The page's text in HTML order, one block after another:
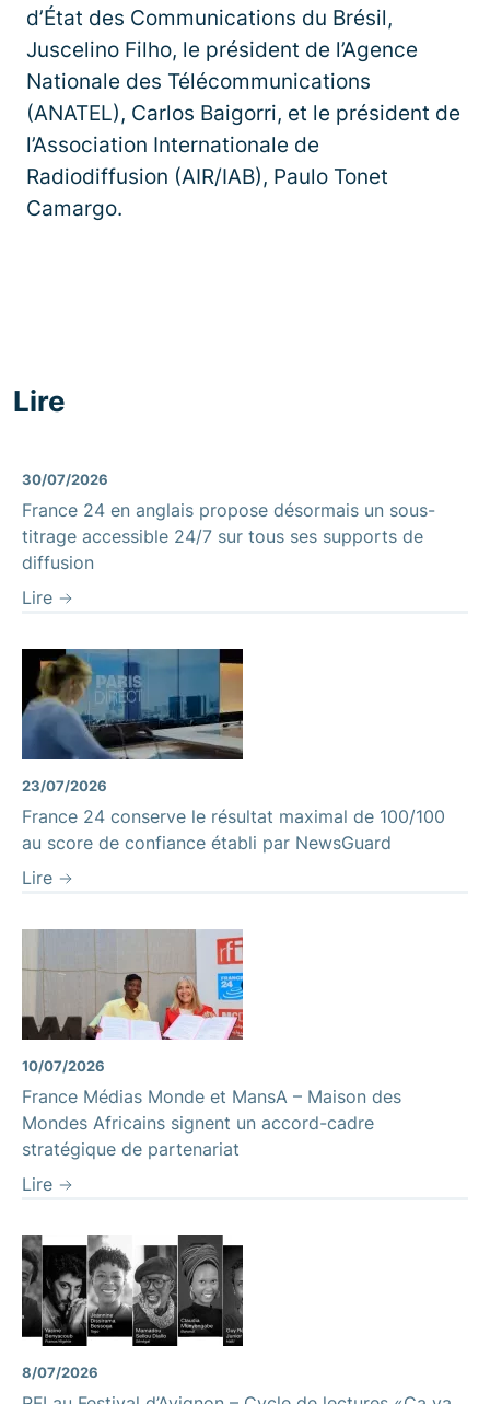
d’État des Communications du Brésil,
Juscelino Filho, le président de l’Agence
Nationale des Télécommunications
(ANATEL), Carlos Baigorri, et le président de
l’Association Internationale de
Radiodiffusion (AIR/IAB), Paulo Tonet
Camargo.
Lire
30/07/2026
France 24 en anglais propose désormais un sous-
titrage accessible 24/7 sur tous ses supports de
diffusion
Lire
23/07/2026
France 24 conserve le résultat maximal de 100/100
au score de confiance établi par NewsGuard
Lire
10/07/2026
France Médias Monde et MansA – Maison des
Mondes Africains signent un accord-cadre
stratégique de partenariat
Lire
8/07/2026